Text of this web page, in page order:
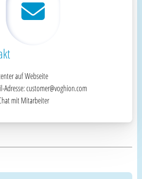
auf Webseite
Adresse: customer@voghion.com
mit Mitarbeiter